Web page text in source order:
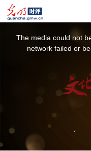
The media could not
network failed or